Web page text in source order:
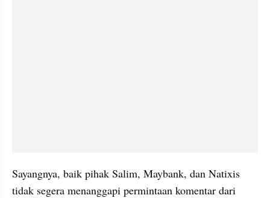
Sayangnya, baik pihak Salim, Maybank, dan Natixis
tidak segera menanggapi permintaan komentar dari